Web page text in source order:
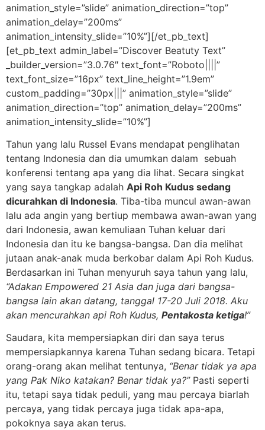
animation_style=”slide” animation_direction=”top”
animation_delay=”200ms”
animation_intensity_slide=”10%”][/et_pb_text]
[et_pb_text admin_label=”Discover Beatuty Text”
_builder_version=”3.0.76″ text_font=”Roboto||||”
text_font_size=”16px” text_line_height=”1.9em”
custom_padding=”30px|||” animation_style=”slide”
animation_direction=”top” animation_delay=”200ms”
animation_intensity_slide=”10%”]
Tahun yang lalu Russel Evans mendapat penglihatan
tentang Indonesia dan dia umumkan dalam sebuah
konferensi tentang apa yang dia lihat. Secara singkat
yang saya tangkap adalah Api Roh Kudus sedang
dicurahkan di Indonesia. Tiba-tiba muncul awan-awan
lalu ada angin yang bertiup membawa awan-awan yang
dari Indonesia, awan kemuliaan Tuhan keluar dari
Indonesia dan itu ke bangsa-bangsa. Dan dia melihat
jutaan anak-anak muda berkobar dalam Api Roh Kudus.
Berdasarkan ini Tuhan menyuruh saya tahun yang lalu,
“Adakan Empowered 21 Asia dan juga dari bangsa-
bangsa lain akan datang, tanggal 17-20 Juli 2018. Aku
akan mencurahkan api Roh Kudus, Pentakosta ketiga!”
Saudara, kita mempersiapkan diri dan saya terus
mempersiapkannya karena Tuhan sedang bicara. Tetapi
orang-orang akan melihat tentunya, “Benar tidak ya apa
yang Pak Niko katakan? Benar tidak ya?” Pasti seperti
itu, tetapi saya tidak peduli, yang mau percaya biarlah
percaya, yang tidak percaya juga tidak apa-apa,
pokoknya saya akan terus.